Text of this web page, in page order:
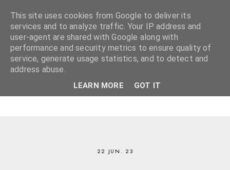
22 JUN. 23
This site uses cookies from Google to deliver its
services and to analyze traffic. Your IP address and
user-agent are shared with Google along with
performance and security metrics to ensure quality of
service, generate usage statistics, and to detect and
address abuse.
LEARN MORE GOT IT